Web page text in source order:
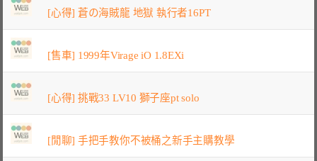
[心得] 蒼の海賊龍 地獄 執行者16PT
[售車] 1999年Virage iO 1.8EXi
[心得] 挑戰33 LV10 獅子座pt solo
[閒聊] 手把手教你不被桶之新手主購教學